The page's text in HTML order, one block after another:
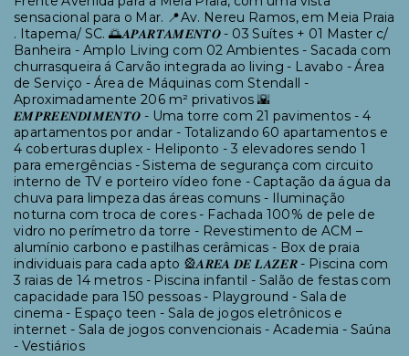
sensacional para o Mar. 📍Av. Nereu Ramos, em Meia Praia
. Itapema/ SC. 🌅𝑨𝑷𝑨𝑹𝑻𝑨𝑴𝑬𝑵𝑻𝑶 - 03 Suítes + 01 Master c/
Banheira - Amplo Living com 02 Ambientes - Sacada com
churrasqueira á Carvão integrada ao living - Lavabo - Área
de Serviço - Área de Máquinas com Stendall -
Aproximadamente 206 m² privativos 🌇
𝑬𝑴𝑷𝑹𝑬𝑬𝑵𝑫𝑰𝑴𝑬𝑵𝑻𝑶 - Uma torre com 21 pavimentos - 4
apartamentos por andar - Totalizando 60 apartamentos e
4 coberturas duplex - Heliponto - 3 elevadores sendo 1
para emergências - Sistema de segurança com circuito
interno de TV e porteiro vídeo fone - Captação da água da
chuva para limpeza das áreas comuns - Iluminação
noturna com troca de cores - Fachada 100% de pele de
vidro no perímetro da torre - Revestimento de ACM –
alumínio carbono e pastilhas cerâmicas - Box de praia
individuais para cada apto 🎡𝑨𝑹𝑬𝑨 𝑫𝑬 𝑳𝑨𝒁𝑬𝑹 - Piscina com
3 raias de 14 metros - Piscina infantil - Salão de festas com
capacidade para 150 pessoas - Playground - Sala de
cinema - Espaço teen - Sala de jogos eletrônicos e
internet - Sala de jogos convencionais - Academia - Saúna
- Vestiários